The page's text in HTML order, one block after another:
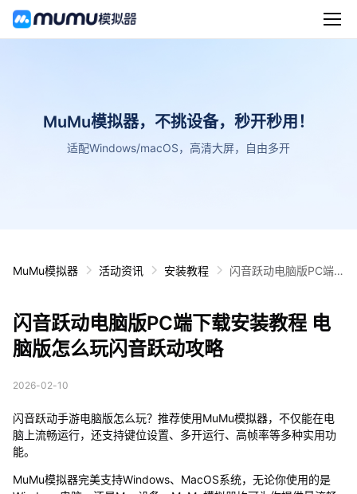
MuMu模拟器，不挑设备，秒开秒用！
适配Windows/macOS，高清大屏，自由多开
MuMu模拟器 活动资讯 安装教程
闪音跃动电脑版PC端
闪音跃动电脑版PC端下载安装教程 电
脑版怎么玩闪音跃动攻略
2026-02-10
闪音跃动手游电脑版怎么玩？推荐使用MuMu模拟器，不仅能在电
脑上流畅运行，还支持键位设置、多开运行、高帧率等多种实用功
能。
MuMu模拟器完美支持Windows、MacOS系统，无论你使用的是